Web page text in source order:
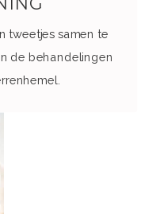
tweetjes samen te
de behandelingen